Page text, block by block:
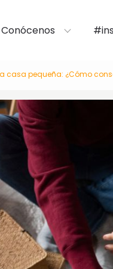
Conócenos
casa pequeña: ¿Cómo